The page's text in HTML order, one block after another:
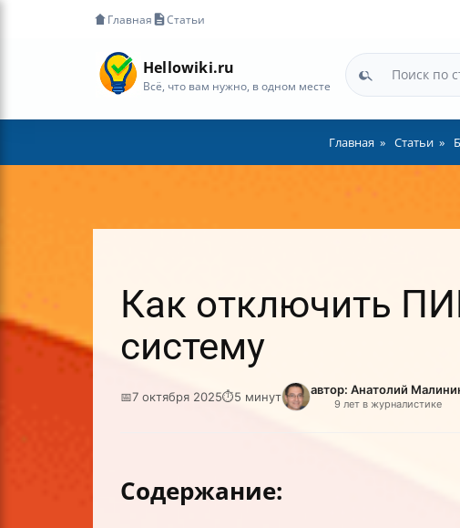
Главная Статьи
Hellowiki.ru
Всё, что вам нужно, в одном месте
Главная Статьи
Как отключить
систему
📅7 октября 2025⏱5 минут автор: Анатолий
9 лет в журналистике
Содержание: